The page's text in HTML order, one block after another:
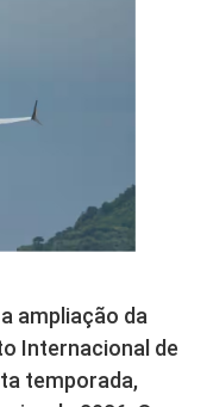
ampliação da
Internacional de
temporada,